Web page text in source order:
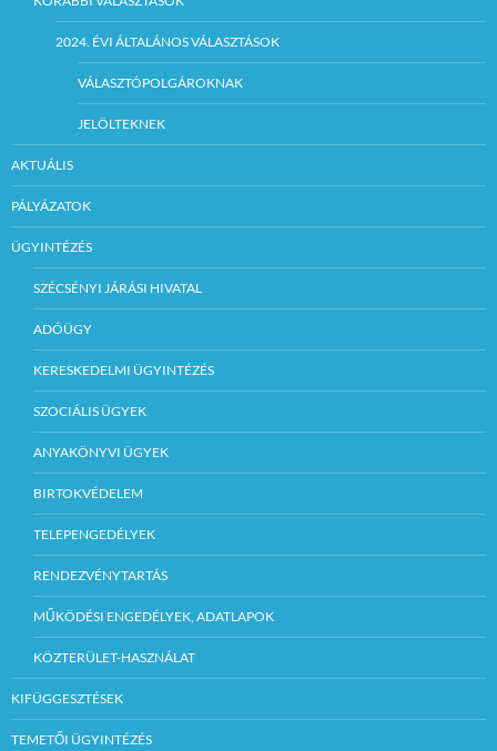
2024. ÉVI ÁLTALÁNOS VÁLASZTÁSOK
VÁLASZTÓPOLGÁROKNAK
JELÖLTEKNEK
AKTUÁLIS
PÁLYÁZATOK
ÜGYINTÉZÉS
SZÉCSÉNYI JÁRÁSI HIVATAL
ADÓÜGY
KERESKEDELMI ÜGYINTÉZÉS
SZOCIÁLIS ÜGYEK
ANYAKÖNYVI ÜGYEK
BIRTOKVÉDELEM
TELEPENGEDÉLYEK
RENDEZVÉNYTARTÁS
MŰKÖDÉSI ENGEDÉLYEK, ADATLAPOK
KÖZTERÜLET-HASZNÁLAT
KIFÜGGESZTÉSEK
TEMETŐI ÜGYINTÉZÉS